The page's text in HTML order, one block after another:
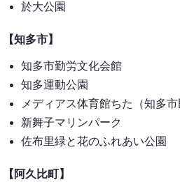
於大公園
【知多市】
知多市勤労文化会館
知多運動公園
メディアス体育館ちた（知多市
新舞子マリンパーク
佐布里緑と花のふれあい公園
【阿久比町】